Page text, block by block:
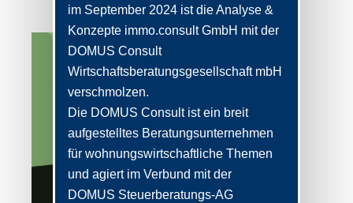
im September 2024 ist die Analyse &
Konzepte immo.consult GmbH mit der
DOMUS Consult
Wirtschaftsberatungsgesellschaft mbH
verschmolzen.
Die DOMUS Consult ist ein breit
aufgestelltes Beratungsunternehmen
für wohnungswirtschaftliche Themen
und agiert im Verbund mit der
DOMUS Steuerberatungs-AG